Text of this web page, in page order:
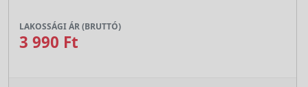
LAKOSSÁGI ÁR (BRUTTÓ)
3 990 Ft